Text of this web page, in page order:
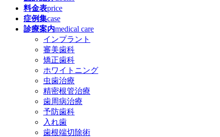
料金表price
症例集case
診療案内medical care
インプラント
審美歯科
矯正歯科
ホワイトニング
虫歯治療
精密根管治療
歯周病治療
予防歯科
入れ歯
歯根端切除術